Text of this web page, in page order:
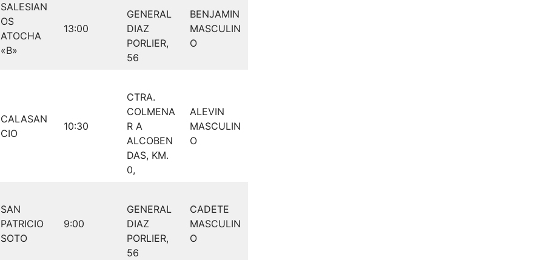
SALESIAN
OS
ATOCHA
«B»
13:00
GENERAL
DIAZ
PORLIER,
56
BENJAMIN
MASCULIN
O
CALASAN
CIO
10:30
CTRA.
COLMENA
R A
ALCOBEN
DAS, KM.
0,
ALEVIN
MASCULIN
O
SAN
PATRICIO
SOTO
9:00
GENERAL
DIAZ
PORLIER,
56
CADETE
MASCULIN
O